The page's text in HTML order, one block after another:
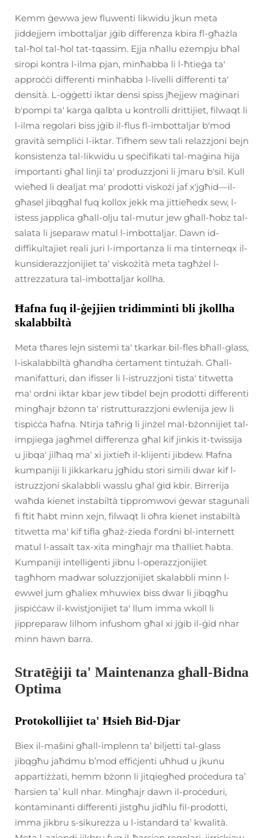
Kemm ġewwa jew fluwenti likwidu jkun meta
jiddejjem imbottaljar jġib differenza kbira fl-għażla
tal-ħol tal-ħol tat-tqassim. Ejja nħallu eżempju bħal
siropi kontra l-ilma pjan, minħabba li l-ħtieġa ta'
approċċi differenti minħabba l-livelli differenti ta'
densità. L-oġġetti iktar densi spiss jħejjew maġinari
b'pompi ta' karga qalbta u kontrolli drittijiet, filwaqt li
l-ilma regolari biss jġib il-flus fl-imbottaljar b'mod
gravità sempliċi l-iktar. Tifhem sew tali relazzjoni bejn
konsistenza tal-likwidu u speċifikati tal-maġina hija
importanti għal linji ta' produzzjoni li jmaru b'sil. Kull
wieħed li dealjat ma' prodotti viskożi jaf x'jgħid—il-
għasel jibqgħal fuq kollox jekk ma jittieħedx sew, l-
istess japplica għall-olju tal-mutur jew għall-ħobz tal-
salata li jseparaw matul l-imbottaljar. Dawn id-
diffikultajiet reali juri l-importanza li ma tinterneqx il-
kunsiderazzjonijiet ta' viskożità meta tagħżel l-
attrezzatura tal-imbottaljar kollha.
Ħafna fuq il-ġejjien tridimminti bli jkollha
skalabbiltà
Meta tħares lejn sistemi ta' tkarkar bil-fles bħall-glass,
l-iskalabbiltà għandha ċertament tintużah. Għall-
manifatturi, dan ifisser li l-istruzzjoni tista' titwetta
ma' ordni iktar kbar jew tibdel bejn prodotti differenti
mingħajr bżonn ta' ristrutturazzjoni ewlenija jew li
tispiċċa ħafna. Ntirja taħriġ li jinżel mal-bżonnijiet tal-
impjiega jagħmel differenza għal kif jinkis it-twissija
u jibqa' jilħaq ma' xi jixtieħ il-klijenti jibdew. Ħafna
kumpaniji li jikkarkaru jgħidu stori simili dwar kif l-
istruzzjoni skalabbli wasslu għal ġid kbir. Birrerija
waħda kienet instabiltà tippromwovi ġewar stagunali
fi ftit ħabt minn xejn, filwaqt li oħra kienet instabiltà
titwetta ma' kif tifla għaż-żieda f'ordni bl-internett
matul l-assalt tax-xita mingħajr ma tħalliet ħabta.
Kumpaniji intelliġenti jibnu l-operazzjonijiet
tagħhom madwar soluzzjonijiet skalabbli minn l-
ewwel jum għaliex mhuwiex biss dwar li jibqgħu
jispiċċaw il-kwistjonijiet ta' llum imma wkoll li
jippreparaw lilhom infushom għal xi jġib il-ġid nhar
minn hawn barra.
Stratēġiji ta' Maintenanza għall-Bidna
Optima
Protokollijiet ta' Ħsieħ Bid-Djar
Biex il-mašini għall-implenn ta’ biljetti tal-glass
jibqgħu jaħdmu b’mod effiċjenti uħhud u jkunu
appartiżżati, hemm bżonn li jitqiegħed proċedura ta’
ħarsien ta’ kull nhar. Mingħajr dawn il-proċeduri,
kontaminanti differenti jistgħu jidħlu fil-prodotti,
imma jikbru s-sikurezza u l-istandard ta’ kwalità.